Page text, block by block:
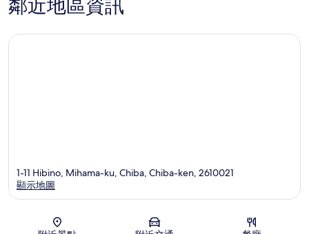
鄰近地區資訊
地圖
1-11 Hibino, Mihama-ku, Chiba, Chiba-ken, 2610021
顯示地圖